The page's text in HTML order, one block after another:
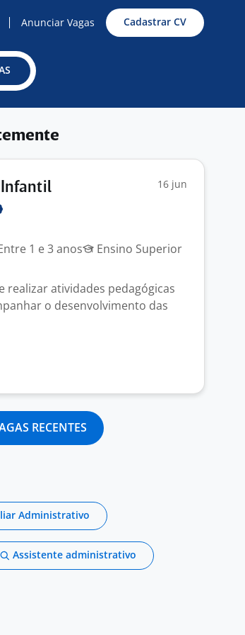
Anunciar Vagas Cadastrar CV
Infantil 16 jun
1 e 3 anos
Ensino Superior
realizar atividades pedagógicas
o desenvolvimento das
RECENTES
Administrativo
Assistente administrativo